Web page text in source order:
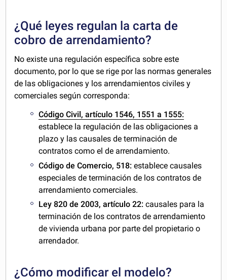
¿Qué leyes regulan la carta de
cobro de arrendamiento?
No existe una regulación específica sobre este
documento, por lo que se rige por las normas generales
de las obligaciones y los arrendamientos civiles y
comerciales según corresponda:
Código Civil, artículo 1546, 1551 a 1555:
establece la regulación de las obligaciones a
plazo y las causales de terminación de
contratos como el de arrendamiento.
Código de Comercio, 518:establece causales
especiales de terminación de los contratos de
arrendamiento comerciales.
Ley 820 de 2003, artículo 22:causales para la
terminación de los contratos de arrendamiento
de vivienda urbana por parte del propietario o
arrendador.
¿Cómo modificar el modelo?